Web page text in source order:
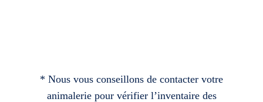
* Nous vous conseillons de contacter votre
animalerie pour vérifier l’inventaire des